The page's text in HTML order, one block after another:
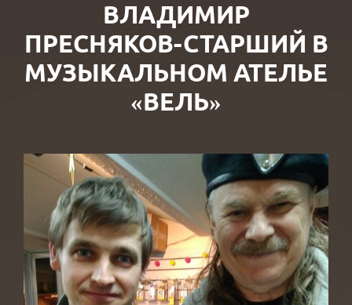
ВЛАДИМИР
ПРЕСНЯКОВ-СТАРШИЙ В
МУЗЫКАЛЬНОМ АТЕЛЬЕ
«ВЕЛЬ»